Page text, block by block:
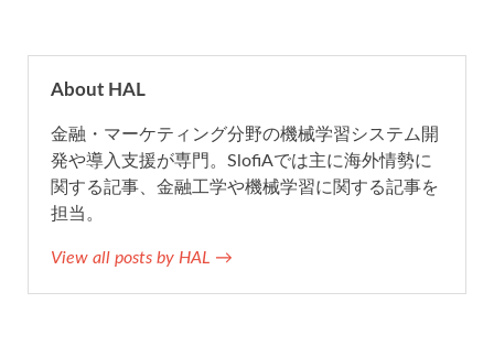
o r
About HAL
金融・マーケティング分野の機械学習システム開
発や導入支援が専門。SlofiAでは主に海外情勢に
関する記事、金融工学や機械学習に関する記事を
担当。
View all posts by HAL →